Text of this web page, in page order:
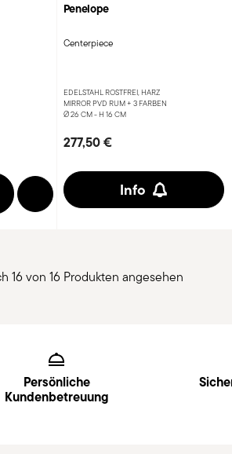
from
Penelope
Centerpiece
EDELSTAHL ROSTFREI, HARZ
MIRROR PVD RUM + 3 FARBEN
Ø 26 CM - H 16 CM
277,50 €
Info
16 von 16 Produkten angesehen
Persönliche
Kundenbetreuung